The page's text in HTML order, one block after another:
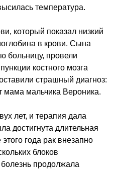
температура.
который показал низкий
в крови. Сына
больницу, провели
костного мозга
страшный диагноз:
мама мальчика Вероника.
лет, и терапия дала
достигнута длительная
года рак внезапно
блоков
продолжала